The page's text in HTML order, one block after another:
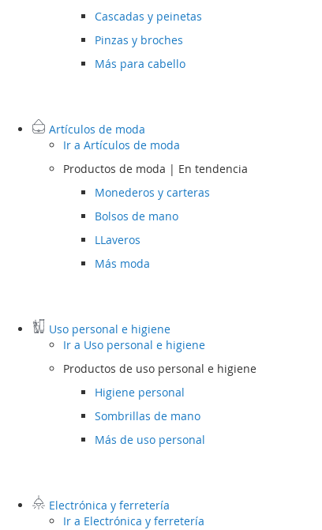
Cascadas y peinetas
Pinzas y broches
Más para cabello
Artículos de moda
Ir a Artículos de moda
Productos de moda | En tendencia
Monederos y carteras
Bolsos de mano
LLaveros
Más moda
Uso personal e higiene
Ir a Uso personal e higiene
Productos de uso personal e higiene
Higiene personal
Sombrillas de mano
Más de uso personal
Electrónica y ferretería
Ir a Electrónica y ferretería